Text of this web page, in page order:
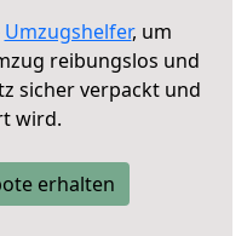
Umzugshelfer, um
reibungslos und
sicher verpackt und
wird.
erhalten